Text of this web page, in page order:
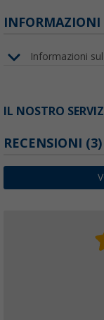
INFORMAZIONI
Informazioni
IL NOSTRO
RECENSIONI (3)